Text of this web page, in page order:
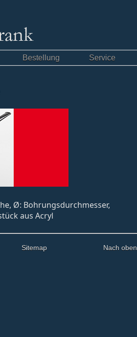
Bestellung Service
Ø: Bohrungsdurchmesser,
aus Acryl
Sitemap Nach oben